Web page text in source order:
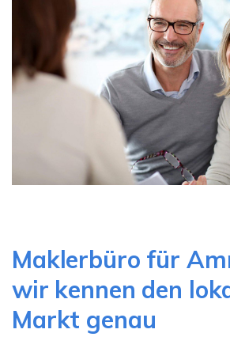
Maklerbüro für
wir kennen den
Markt genau